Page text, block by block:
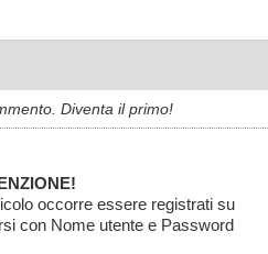
Diventa il primo!
occorre essere registrati su
con Nome utente e Password